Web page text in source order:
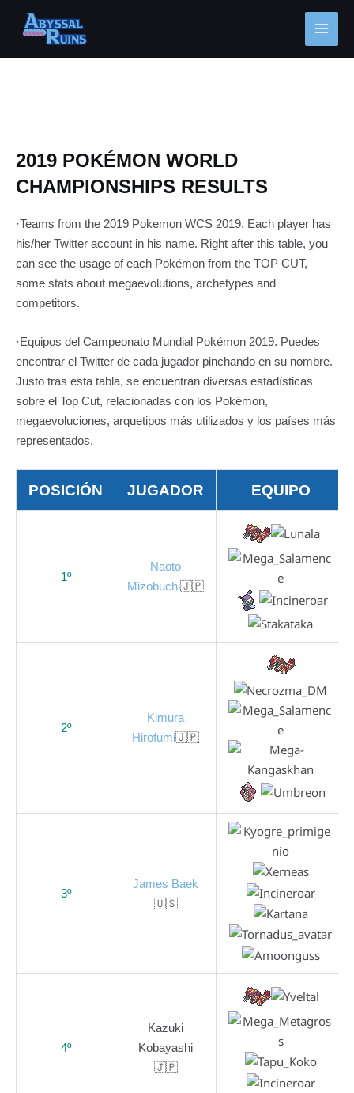
contenido
2019 POKÉMON WORLD
CHAMPIONSHIPS RESULTS
·Teams from the 2019 Pokemon WCS 2019. Each player has
his/her Twitter account in his name. Right after this table, you
can see the usage of each Pokémon from the TOP CUT,
some stats about megaevolutions, archetypes and
competitors.
·Equipos del Campeonato Mundial Pokémon 2019. Puedes
encontrar el Twitter de cada jugador pinchando en su nombre.
Justo tras esta tabla, se encuentran diversas estadísticas
sobre el Top Cut, relacionadas con los Pokémon,
megaevoluciones, arquetipos más utilizados y los países más
representados.
POSICIÓN JUGADOR EQUIPO
1º
Naoto
Mizobuchi🇯🇵
2º
Kimura
Hirofumi🇯🇵
3º
James Baek
🇺🇸
4º
Kazuki
Kobayashi
🇯🇵